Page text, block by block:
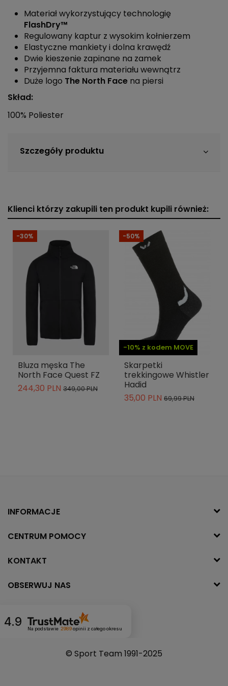
Materiał wykorzystujący technologię
FlashDry™
Regulowany kaptur z wysokim kołnierzem
Elastyczne mankiety i dolna krawędź
Dwie kieszenie zapinane na zamek
Przyjemna faktura materiału wewnątrz
Duże logo The North Face na piersi
Skład:
100% Poliester
Szczegóły produktu
Klienci którzy zakupili ten produkt kupili również:
-30%
Bluza męska The
North Face Quest FZ
244,30 PLN 349,00 PLN
-10% z kodem MOVE
-50%
Skarpetki
trekkingowe Whistler
Hadid
35,00 PLN 69,99 PLN
INFORMACJE
CENTRUM POMOCY
KONTAKT
OBSERWUJ NAS
4.9 Na podstawie 2989opinii z całego okresu
© Sport Team 1991-2025